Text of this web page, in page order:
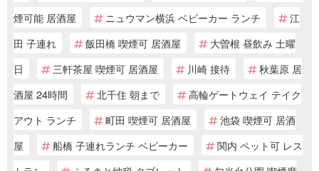
煙可能 居酒屋
ニュウマン横浜 ベビーカー ランチ
江
田 子連れ
飯田橋 喫煙可 居酒屋
大曽根 昼飲み 土曜
日
三軒茶屋 喫煙可 居酒屋 川崎 接待
秋葉原 居
酒屋 24時間
北千住 朝まで
高輪ゲートウェイ テイク
アウト ランチ
町田 喫煙可 居酒屋
池袋 喫煙可 居酒
屋
船橋 子連れランチ ベビーカー
関内 ペット可 レス